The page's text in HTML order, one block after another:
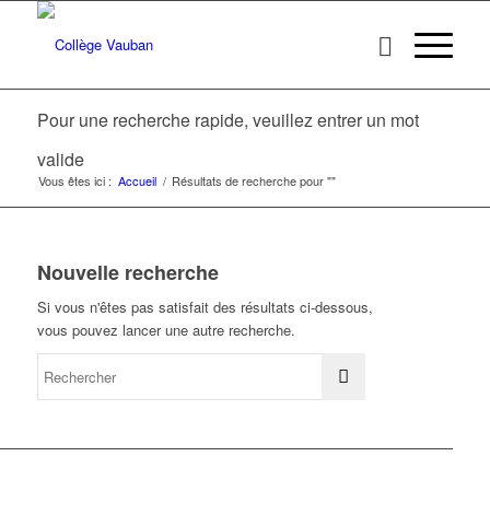
Pour une recherche rapide, veuillez entrer un mot
valide
Vous êtes ici : Accueil / Résultats de recherche pour ""
Nouvelle recherche
Si vous n'êtes pas satisfait des résultats ci-dessous,
vous pouvez lancer une autre recherche.